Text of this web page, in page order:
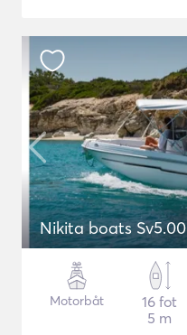
Nikita boats Sv5.00
Motorbåt
16 fot
5 m